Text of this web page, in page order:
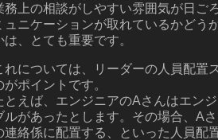
務上の相談がしやすい雰囲気が日ご
ュニケーションが取れているかどう
は、とても重要です。
れについては、リーダーの人員配置
がポイントです。
とえば、エンジニアのAさんはエン
ルがあったとします。その場合、A
連絡係に配置する、といった人員配